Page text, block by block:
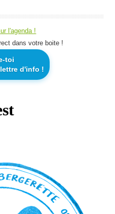
l'agenda !
dans votre boite !
toi
d'info !